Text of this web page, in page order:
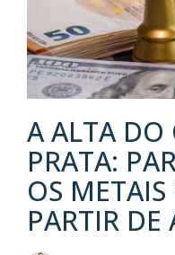
A ALTA DO
PRATA:
OS METAIS
PARTIR DE